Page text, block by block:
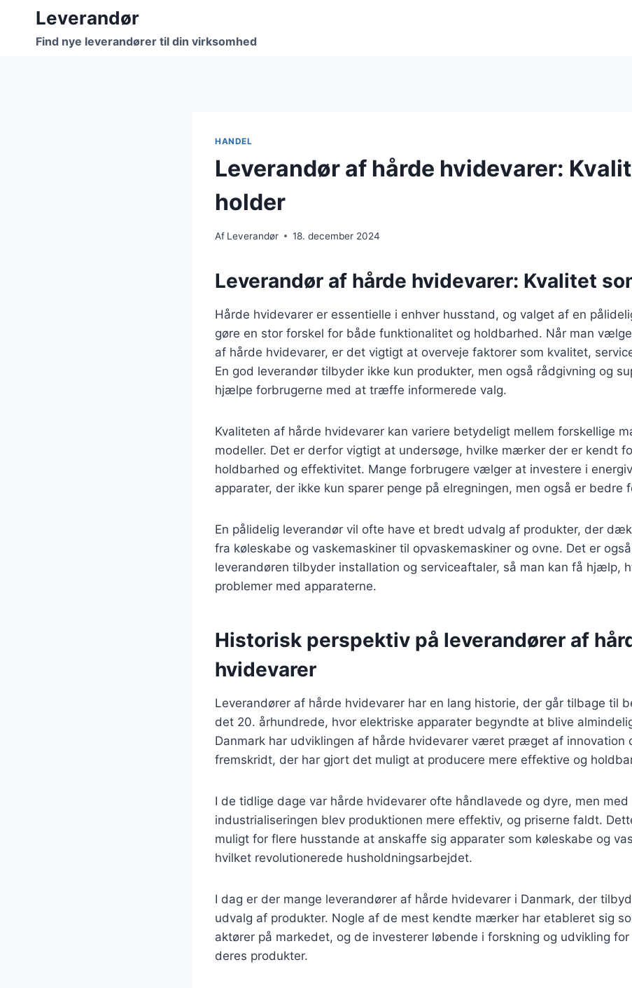
Fortsæt
indhold
Leverandør
Find nye leverandører til din virksomhed
HANDEL
Leverandør af hårde hvidevarer:
holder
Af Leverandør 18. december 2024
Leverandør af hårde hvidevarer: Kvalitet
Hårde hvidevarer er essentielle i enhver husstand, og valget af en
gøre en stor forskel for både funktionalitet og holdbarhed. Når man
af hårde hvidevarer, er det vigtigt at overveje faktorer som kvalitet,
En god leverandør tilbyder ikke kun produkter, men også rådgivning og
hjælpe forbrugerne med at træffe informerede valg.
Kvaliteten af hårde hvidevarer kan variere betydeligt mellem forskellige
modeller. Det er derfor vigtigt at undersøge, hvilke mærker der er kendt
holdbarhed og effektivitet. Mange forbrugere vælger at investere i
apparater, der ikke kun sparer penge på elregningen, men også er bedre
En pålidelig leverandør vil ofte have et bredt udvalg af produkter, der
fra køleskabe og vaskemaskiner til opvaskemaskiner og ovne. Det er
leverandøren tilbyder installation og serviceaftaler, så man kan få hjælp,
problemer med apparaterne.
Historisk perspektiv på leverandører af
hvidevarer
Leverandører af hårde hvidevarer har en lang historie, der går tilbage til
det 20. århundrede, hvor elektriske apparater begyndte at blive
Danmark har udviklingen af hårde hvidevarer været præget af innovation
fremskridt, der har gjort det muligt at producere mere effektive og
I de tidlige dage var hårde hvidevarer ofte håndlavede og dyre, men med
industrialiseringen blev produktionen mere effektiv, og priserne faldt.
muligt for flere husstande at anskaffe sig apparater som køleskabe og
hvilket revolutionerede husholdningsarbejdet.
I dag er der mange leverandører af hårde hvidevarer i Danmark, der
udvalg af produkter. Nogle af de mest kendte mærker har etableret sig
aktører på markedet, og de investerer løbende i forskning og udvikling
deres produkter.